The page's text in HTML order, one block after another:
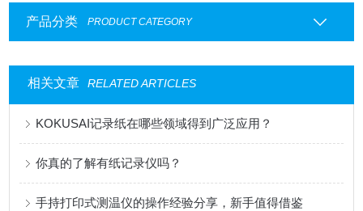
产品分类 PRODUCT CATEGORY
相关文章 RELATED ARTICLES
KOKUSAI记录纸在哪些领域得到广泛应用？
你真的了解有纸记录仪吗？
手持打印式测温仪的操作经验分享，新手值得借鉴